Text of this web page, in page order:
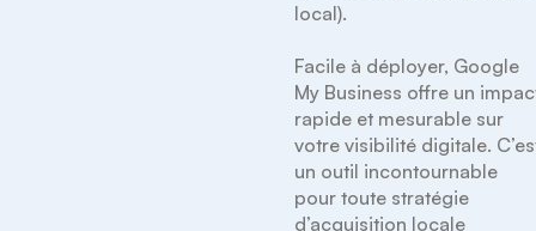
local).
Facile à déployer, Google
My Business offre un
rapide et mesurable sur
votre visibilité digitale.
un outil incontournable
pour toute stratégie
d’acquisition locale